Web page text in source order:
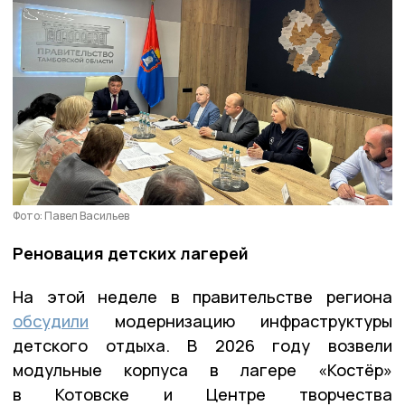
Фото: Павел Васильев
Реновация детских лагерей
На этой неделе в правительстве региона
обсудили модернизацию инфраструктуры
детского отдыха. В 2026 году возвели
модульные корпуса в лагере «Костёр»
в Котовске и Центре творчества